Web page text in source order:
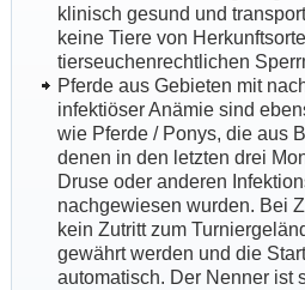
klinisch gesund und
keine Tiere von
tierseuchenrechtlichen
Pferde aus Gebieten mit
infektiöser Anämie sind
wie Pferde / Ponys, die aus
denen in den letzten drei
Druse oder anderen
nachgewiesen wurden. Bei
kein Zutritt zum
gewährt werden und die
automatisch. Der Nenner ist